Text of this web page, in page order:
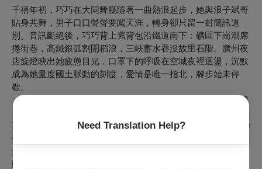
Need Translation Help?
千禧年初，巧巧在大同舞廳隨著一曲熱浪起步，她與浪子斌哥
貼身共舞，男子口口聲聲要闖天涯，轉身卻只留一封簡訊道
別。音訊斷絕後，巧巧背上舊背包沿鐵道南下：礦區下崗潮席
捲街巷，高鐵銀弧割開稻浪，三峽蓄水吞沒故里石階。廣州夜
店旋燈映出她疲憊目光，口罩下的呼吸在空城夜裡迴盪，沉默
成為她量度國土脈動的刻度，愛情是唯一指北，腳步始未停
歇。
《風流一代》是中國第六代導演代表人物賈樟柯，與繆思趙濤
直拍與4K畫面縫成拼貼，林強調配環境噪音、合成低頻與九〇
金曲，聲景宛若心電圖，刻錄著時代湧動下的城市；影像與聲
景同頻共振，引領觀者穿越時空裂隙，窺見記憶斷片與未來脈
動。